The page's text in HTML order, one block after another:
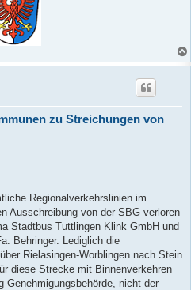
zu Streichungen von
Regionalverkehrslinien im
Ausschreibung von der SBG verloren
Stadtbus Tuttlingen Klink GmbH und
Behringer. Lediglich die
Rielasingen-Worblingen nach Stein
diese Strecke mit Binnenverkehren
Genehmigungsbehörde, nicht der